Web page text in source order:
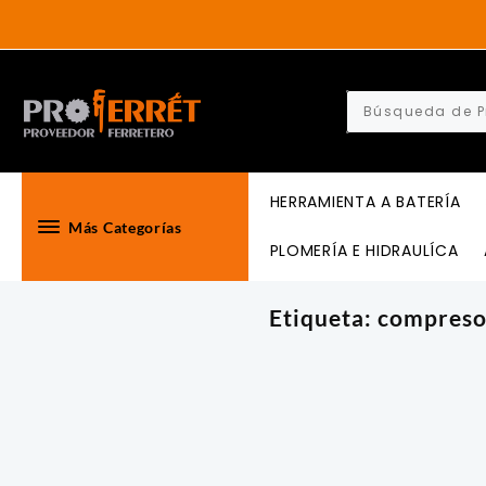
content
Más Categorías
HERRAMIENTA A BATERÍA
PLOMERÍA E HIDRAULÍCA
Etiqueta: